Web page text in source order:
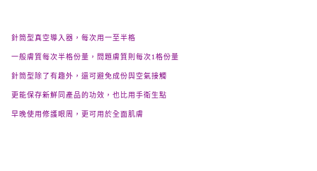
針筒型真空導入器 ，每次用一至半格
一般膚質每次半格份量，問題膚質則每次1 格份量
針筒型 除了有趣外，還可避免成份與空氣接觸
更能保存新鮮同產品的功效，也比用手衛生點
早晚使用修護眼周 ，更可用於全面肌膚